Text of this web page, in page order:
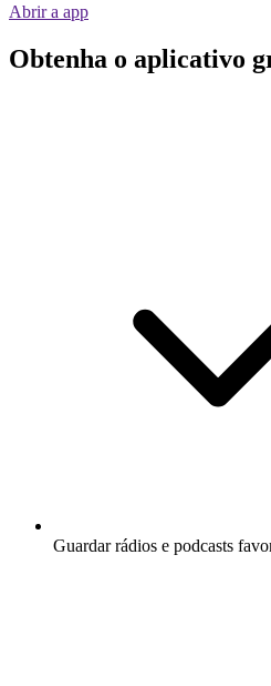
Abrir a app
Obtenha o aplicativo
Guardar rádios e podcasts